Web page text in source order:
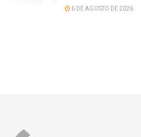
6 DE AGOSTO DE 2026